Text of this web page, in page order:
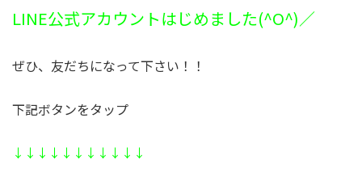
LINE公式アカウントはじめました(^O^)／
ぜひ、友だちになって下さい！！
下記ボタンをタップ
↓↓↓↓↓↓↓↓ ↓↓ ↓